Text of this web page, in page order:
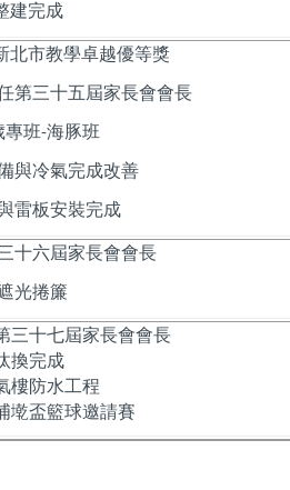
建完成
北市教學卓越優等獎
第三十五屆家長會會長
專班-海豚班
與冷氣完成改善
雷板安裝完成
十六屆家長會會長
光捲簾
三十七屆家長會會長
換完成
樓防水工程
墘盃籃球邀請賽